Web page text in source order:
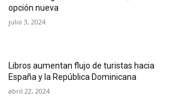
opción nueva
julio 3, 2024
Libros aumentan flujo de turistas hacia
España y la República Dominicana
abril 22, 2024